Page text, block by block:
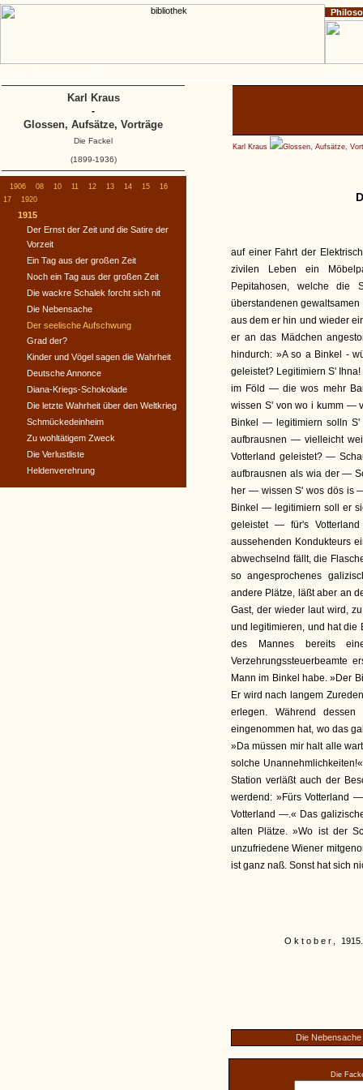
Karl Kraus Glossen, Aufsätze,
auf einer Fahrt der
zivilen Leben ein
Pepitahosen, welche die
überstandenen gewaltsamen
aus dem er hin und wieder
er an das Mädchen
hindurch: »A so a Binkel -
geleistet? Legitimiern S'
im Föld — die wos mehr
wissen S' von wo i kumm —
Binkel — legitimiern solln
aufbrausnen — vielleicht
Votterland geleistet? —
aufbrausnen als wia der —
her — wissen S' wos dös is
Binkel — legitimiern soll er
geleistet — für's
aussehenden Kondukteurs
abwechselnd fällt, die
so angesprochenes
andere Plätze, läßt aber an
Gast, der wieder laut wird,
und legitimieren, und hat die
des Mannes bereits
Verzehrungssteuerbeamte
Mann im Binkel habe. »Der
Er wird nach langem
erlegen. Während
eingenommen hat, wo das
»Da müssen mir halt alle
solche
Station verläßt auch der
werdend: »Fürs Votterland
Votterland —.« Das
alten Plätze. »Wo ist der
unzufriedene Wiener
ist ganz naß. Sonst hat sich
Oktober, 1915.
Die Nebensache
Die
1906 08 10 11 12 13 14 15
16
17
1920
1915
Der Ernst der Zeit und die Satire der
Vorzeit
Ein Tag aus der großen Zeit
Noch ein Tag aus der großen Zeit
Die wackre Schalek forcht sich nit
Die Nebensache
Der seelische Aufschwung
Grad der?
Kinder und Vögel sagen die Wahrheit
Deutsche Annonce
Diana-Kriegs-Schokolade
Die letzte Wahrheit über den Weltkrieg
Schmückedeinheim
Zu wohltätigem Zweck
Die Verlustliste
Heldenverehrung
Karl Kraus
-
Glossen, Aufsätze, Vorträge
Die Fackel
(1899-1936)